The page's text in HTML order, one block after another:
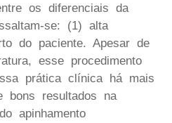
os diferenciais da
se: (1) alta
do paciente. Apesar de
esse procedimento
prática clínica há mais
bons resultados na
apinhamento